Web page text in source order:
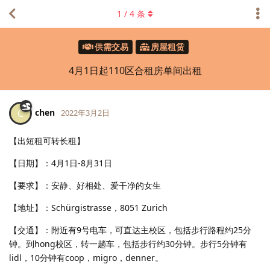
供需交易 房屋租赁
4月1日起110区合租房单间出租
1 / 4 条
C chen 2022年3月2日
【出短租可转长租】
【日期】：4月1日-8月31日
【要求】：安静、好相处、爱干净的女生
【地址】：Schürgistrasse，8051 Zurich
【交通】：附近有9号电车，可直达主校区，包括步行路程约25分
钟。到hong校区，转一趟车，包括步行约30分钟。步行5分钟有
lidl，10分钟有coop，migro，denner。